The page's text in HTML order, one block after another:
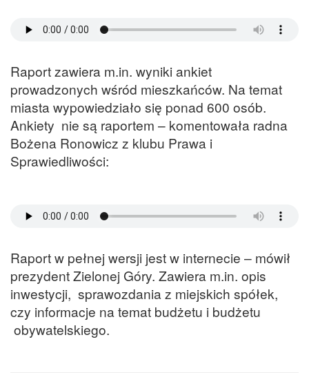
Raport zawiera m.in. wyniki ankiet
prowadzonych wśród mieszkańców. Na temat
miasta wypowiedziało się ponad 600 osób.
Ankiety nie są raportem – komentowała radna
Bożena Ronowicz z klubu Prawa i
Sprawiedliwości:
Raport w pełnej wersji jest w internecie – mówił
prezydent Zielonej Góry. Zawiera m.in. opis
inwestycji, sprawozdania z miejskich spółek,
czy informacje na temat budżetu i budżetu
obywatelskiego.